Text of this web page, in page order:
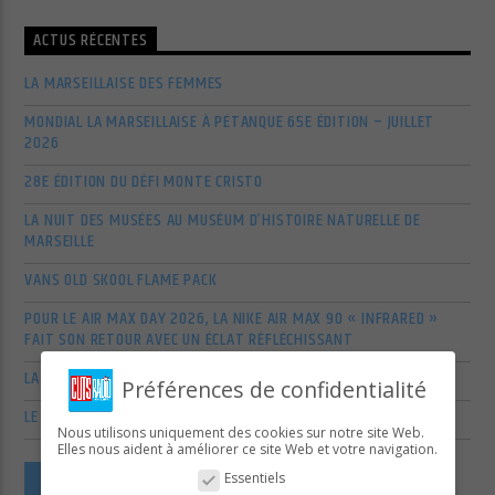
ACTUS RÉCENTES
LA MARSEILLAISE DES FEMMES
MONDIAL LA MARSEILLAISE À PÉTANQUE 65E ÉDITION – JUILLET
2026
28E ÉDITION DU DÉFI MONTE CRISTO
LA NUIT DES MUSÉES AU MUSÉUM D’HISTOIRE NATURELLE DE
MARSEILLE
VANS OLD SKOOL FLAME PACK
POUR LE AIR MAX DAY 2026, LA NIKE AIR MAX 90 « INFRARED »
FAIT SON RETOUR AVEC UN ÉCLAT RÉFLÉCHISSANT
LA SCÈNE ALTERNATIVE ET POP-PUNK US S’AGITE EN MARS 2026
LE RETOUR EN FORCE DES VÉTÉRANS DU POP-ROCK AMÉRICAIN
Préférences de confidentialité
Nous utilisons uniquement des cookies sur notre site Web.
Elles nous aident à améliorer ce site Web et votre navigation.
Essentiels